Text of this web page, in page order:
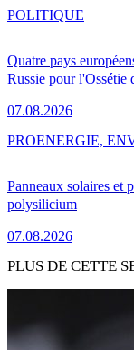
Quatre pays
Russie pour l'Ossétie
07.08.2026
POLITIQUE
Panneaux solaires et
polysilicium
07.08.2026
PROENERGIE,
PLUS DE CETTE